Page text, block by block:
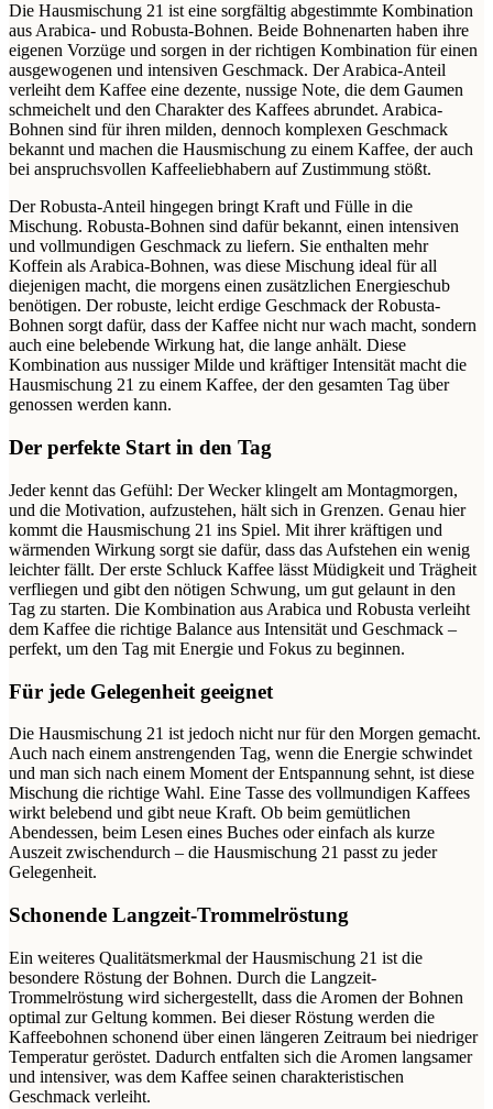
Die Hausmischung 21 ist eine sorgfältig abgestimmte Kombination
aus Arabica- und Robusta-Bohnen. Beide Bohnenarten haben ihre
eigenen Vorzüge und sorgen in der richtigen Kombination für einen
ausgewogenen und intensiven Geschmack. Der Arabica-Anteil
verleiht dem Kaffee eine dezente, nussige Note, die dem Gaumen
schmeichelt und den Charakter des Kaffees abrundet. Arabica-
Bohnen sind für ihren milden, dennoch komplexen Geschmack
bekannt und machen die Hausmischung zu einem Kaffee, der auch
bei anspruchsvollen Kaffeeliebhabern auf Zustimmung stößt.
Der Robusta-Anteil hingegen bringt Kraft und Fülle in die
Mischung. Robusta-Bohnen sind dafür bekannt, einen intensiven
und vollmundigen Geschmack zu liefern. Sie enthalten mehr
Koffein als Arabica-Bohnen, was diese Mischung ideal für all
diejenigen macht, die morgens einen zusätzlichen Energieschub
benötigen. Der robuste, leicht erdige Geschmack der Robusta-
Bohnen sorgt dafür, dass der Kaffee nicht nur wach macht, sondern
auch eine belebende Wirkung hat, die lange anhält. Diese
Kombination aus nussiger Milde und kräftiger Intensität macht die
Hausmischung 21 zu einem Kaffee, der den gesamten Tag über
genossen werden kann.
Der perfekte Start in den Tag
Jeder kennt das Gefühl: Der Wecker klingelt am Montagmorgen,
und die Motivation, aufzustehen, hält sich in Grenzen. Genau hier
kommt die Hausmischung 21 ins Spiel. Mit ihrer kräftigen und
wärmenden Wirkung sorgt sie dafür, dass das Aufstehen ein wenig
leichter fällt. Der erste Schluck Kaffee lässt Müdigkeit und Trägheit
verfliegen und gibt den nötigen Schwung, um gut gelaunt in den
Tag zu starten. Die Kombination aus Arabica und Robusta verleiht
dem Kaffee die richtige Balance aus Intensität und Geschmack –
perfekt, um den Tag mit Energie und Fokus zu beginnen.
Für jede Gelegenheit geeignet
Die Hausmischung 21 ist jedoch nicht nur für den Morgen gemacht.
Auch nach einem anstrengenden Tag, wenn die Energie schwindet
und man sich nach einem Moment der Entspannung sehnt, ist diese
Mischung die richtige Wahl. Eine Tasse des vollmundigen Kaffees
wirkt belebend und gibt neue Kraft. Ob beim gemütlichen
Abendessen, beim Lesen eines Buches oder einfach als kurze
Auszeit zwischendurch – die Hausmischung 21 passt zu jeder
Gelegenheit.
Schonende Langzeit-Trommelröstung
Ein weiteres Qualitätsmerkmal der Hausmischung 21 ist die
besondere Röstung der Bohnen. Durch die Langzeit-
Trommelröstung wird sichergestellt, dass die Aromen der Bohnen
optimal zur Geltung kommen. Bei dieser Röstung werden die
Kaffeebohnen schonend über einen längeren Zeitraum bei niedriger
Temperatur geröstet. Dadurch entfalten sich die Aromen langsamer
und intensiver, was dem Kaffee seinen charakteristischen
Geschmack verleiht.